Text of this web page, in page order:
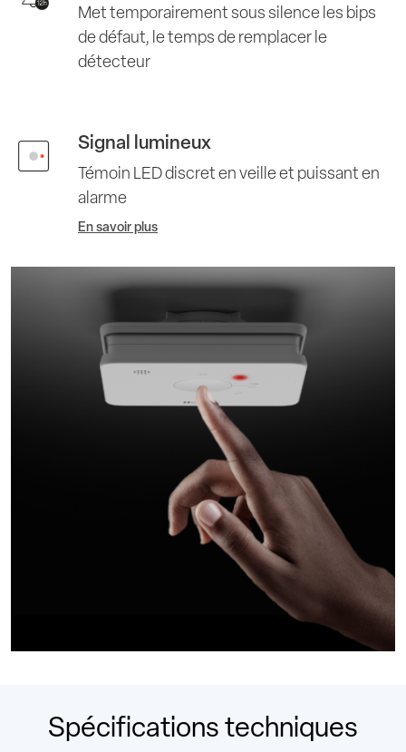
Met temporairement sous silence les bips
de défaut, le temps de remplacer le
détecteur
Signal lumineux
Témoin LED discret en veille et puissant en
alarme
En savoir plus
Spécifications techniques